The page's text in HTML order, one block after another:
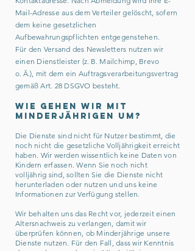
Mail-Adresse aus dem Verteiler gelöscht, sofern
dem keine gesetzlichen
Aufbewahrungspflichten entgegenstehen.
Für den Versand des Newsletters nutzen wir
einen Dienstleister (z. B. Mailchimp, Brevo
o. Ä.), mit dem ein Auftragsverarbeitungsvertrag
gemäß Art. 28 DSGVO besteht.
Wie gehen wir mit
Minderjährigen um?
Die Dienste sind nicht für Nutzer bestimmt, die
noch nicht die gesetzliche Volljährigkeit erreicht
haben. Wir werden wissentlich keine Daten von
Kindern erfassen. Wenn Sie noch nicht
volljährig sind, sollten Sie die Dienste nicht
herunterladen oder nutzen und uns keine
Informationen zur Verfügung stellen.
Wir behalten uns das Recht vor, jederzeit einen
Altersnachweis zu verlangen, damit wir
überprüfen können, ob Minderjährige unsere
Dienste nutzen. Für den Fall, dass wir Kenntnis